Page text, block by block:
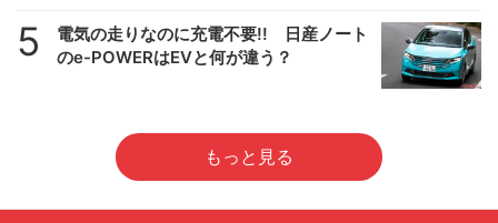
5
電気の走りなのに充電不要!! 日産ノート
のe-POWERはEVと何が違う？
もっと見る